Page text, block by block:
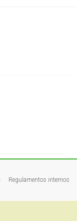
Regulamentos internos